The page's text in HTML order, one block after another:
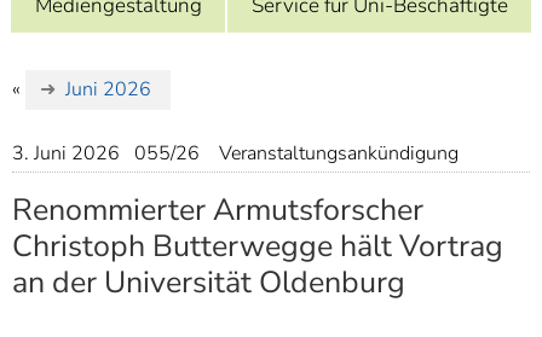
7]
Informationen zur
« Juni 2026
3. Juni 2026 055/26 Veranstaltungsankündigung
Renommierter Armutsforscher
Christoph Butterwegge hält Vortrag
an der Universität Oldenburg